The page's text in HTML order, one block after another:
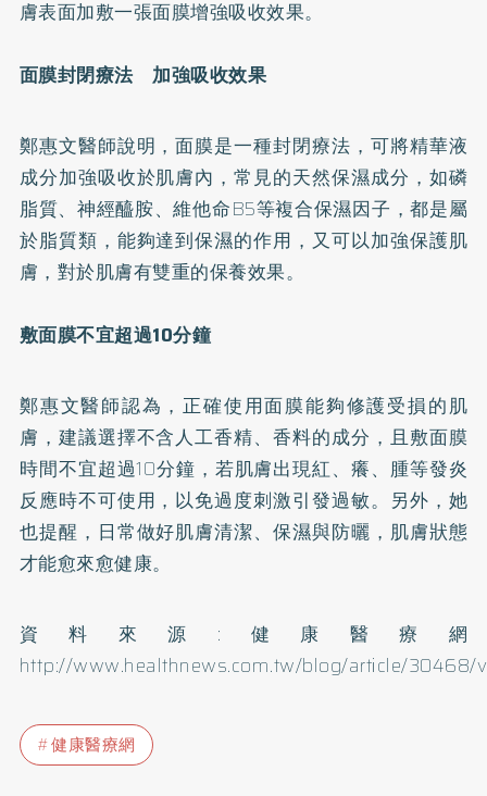
膚表面加敷一張面膜增強吸收效果。
面膜封閉療法 加強吸收效果
鄭惠文醫師說明，面膜是一種封閉療法，可將精華液
成分加強吸收於肌膚內，常見的天然保濕成分，如磷
脂質、神經醯胺、維他命B5等複合保濕因子，都是屬
於脂質類，能夠達到保濕的作用，又可以加強保護肌
膚，對於肌膚有雙重的保養效果。
敷面膜不宜超過10分鐘
鄭惠文醫師認為，正確使用面膜能夠修護受損的肌
膚，建議選擇不含人工香精、香料的成分，且敷面膜
時間不宜超過10分鐘，若肌膚出現紅、癢、腫等發炎
反應時不可使用，以免過度刺激引發過敏。另外，她
也提醒，日常做好肌膚清潔、保濕與防曬 ，肌膚狀態
才能愈來愈健康。
資料來源:健康醫療網
http://www.healthnews.com.tw/blog/article/30468/
健康醫療網